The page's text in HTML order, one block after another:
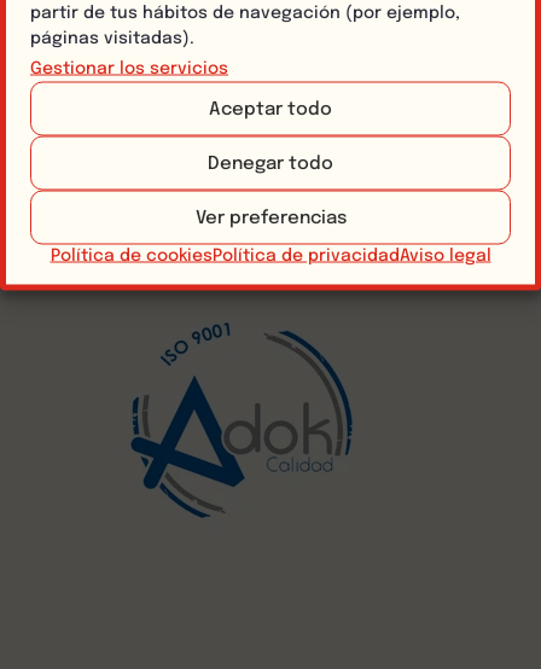
partir de tus hábitos de navegación (por ejemplo,
páginas visitadas).
Gestionar los servicios
Aceptar todo
Denegar todo
Ver preferencias
Política de cookies Política de privacidadAviso legal
Política del SIG
Bolsa de empleo
Dosieres
Gracias